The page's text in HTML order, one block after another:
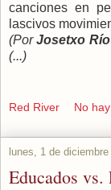
canciones en
lascivos
(PorJosetxo
(...)
Red River No
lunes, 1 de
Educados vs.